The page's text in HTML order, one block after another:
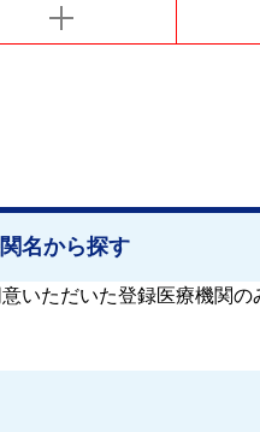
名から探す
いただいた登録医療機関の